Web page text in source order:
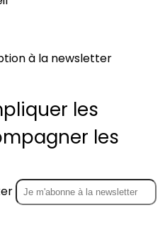
à la newsletter
les
les